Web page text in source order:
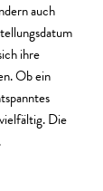
auch
ihre
Ob ein
Die